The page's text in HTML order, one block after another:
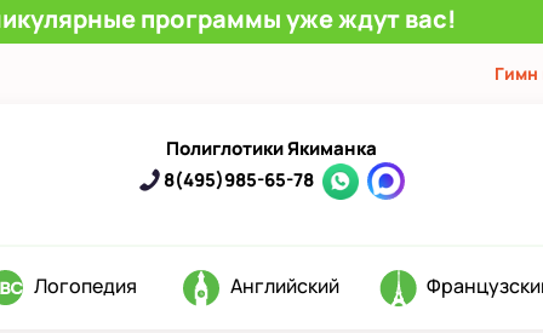
программы уже ждут вас!
Гимн
Полиглотики Якиманка
8(495)985-65-78
Логопедия Английский